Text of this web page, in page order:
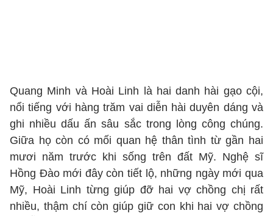
Quang Minh và Hoài Linh là hai danh hài gạo cội,
nổi tiếng với hàng trăm vai diễn hài duyên dáng và
ghi nhiều dấu ấn sâu sắc trong lòng công chúng.
Giữa họ còn có mối quan hệ thân tình từ gần hai
mươi năm trước khi sống trên đất Mỹ. Nghệ sĩ
Hồng Đào mới đây còn tiết lộ, những ngày mới qua
Mỹ, Hoài Linh từng giúp đỡ hai vợ chồng chị rất
nhiều, thậm chí còn giúp giữ con khi hai vợ chồng